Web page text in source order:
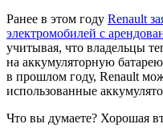
Ранее в этом году Renault
электромобилей с
учитывая, что владельцы
на аккумуляторную
в прошлом году, Renault
использованные
Что вы думаете? Хорошая